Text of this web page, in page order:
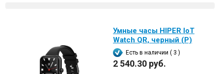
Умные часы HIPER IoT
Watch QR, черный (Р)
Есть в наличии ( 3 )
2 540.30 руб.